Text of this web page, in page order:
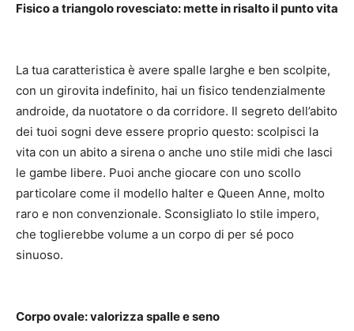
Fisico a triangolo rovesciato: mette in risalto il punto vita
La tua caratteristica è avere spalle larghe e ben scolpite,
con un girovita indefinito, hai un fisico tendenzialmente
androide, da nuotatore o da corridore. Il segreto dell’abito
dei tuoi sogni deve essere proprio questo: scolpisci la
vita con un abito a sirena o anche uno stile midi che lasci
le gambe libere. Puoi anche giocare con uno scollo
particolare come il modello halter e Queen Anne, molto
raro e non convenzionale. Sconsigliato lo stile impero,
che toglierebbe volume a un corpo di per sé poco
sinuoso.
Corpo ovale: valorizza spalle e seno